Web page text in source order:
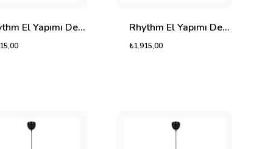
Rhythm El Yapımı Dekoratif Tasarım Jüt Avize L (Yeşil, 1050gr.) Rhythm El Yapımı Dekoratif Tasarım Jüt Avize L (Turuncu, 1050gr.)
₺1.915,00